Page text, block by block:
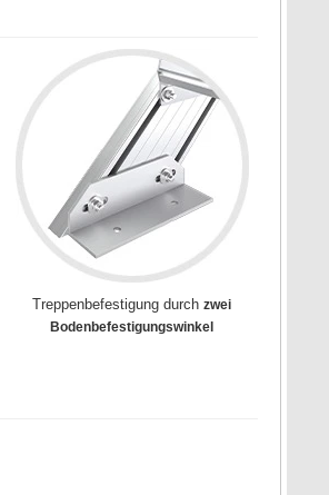
Treppenbefestigung durchzwei
Bodenbefestigungswinkel